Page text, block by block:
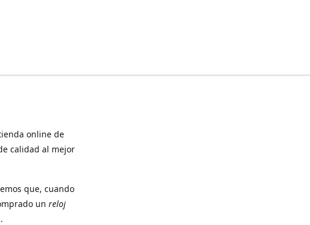
online de
calidad al mejor
que, cuando
un reloj